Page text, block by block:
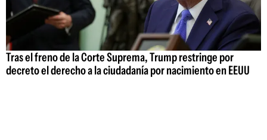
Tras el freno de la Corte Suprema, Trump restringe por
decreto el derecho a la ciudadanía por nacimiento en EEUU